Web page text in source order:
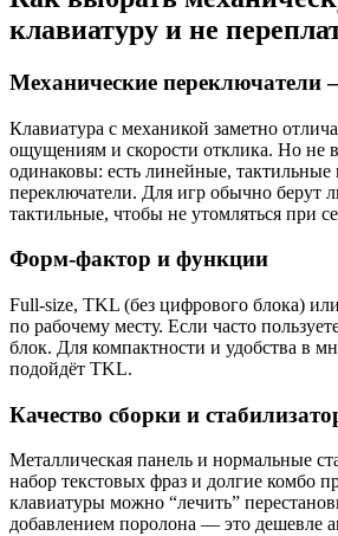
клавиатуру и не
Механические
Клавиатура с механикой заметно
ощущениям и скорости отклика. Но не
одинаковы: есть линейные,
переключатели. Для игр обычно берут
тактильные, чтобы не утомляться при
Форм-фактор и функции
Full-size, TKL (без цифрового блока)
по рабочему месту. Если часто
блок. Для компактности и удобства в
подойдёт TKL.
Качество сборки и
Металлическая панель и нормальные
набор текстовых фраз и долгие комбо
клавиатуры можно “лечить”
добавлением поролона — это дешевле